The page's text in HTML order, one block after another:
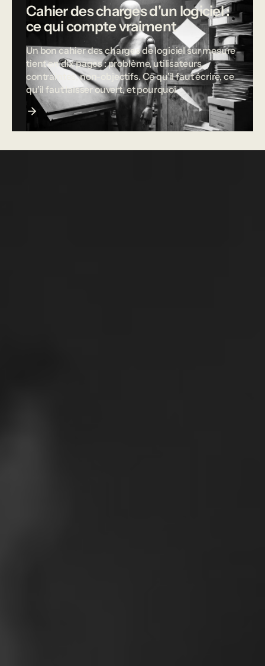
Cahier des charges d'un logiciel :
ce qui compte vraiment
Un bon cahier des charges de logiciel sur mesure
tient en dix pages : problème, utilisateurs,
contraintes, non-objectifs. Ce qu'il faut écrire, ce
qu'il faut laisser ouvert, et pourquoi.